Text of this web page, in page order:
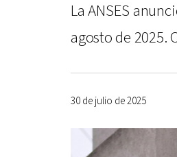
La ANSES
agosto de 2025.
30 de julio de 2025